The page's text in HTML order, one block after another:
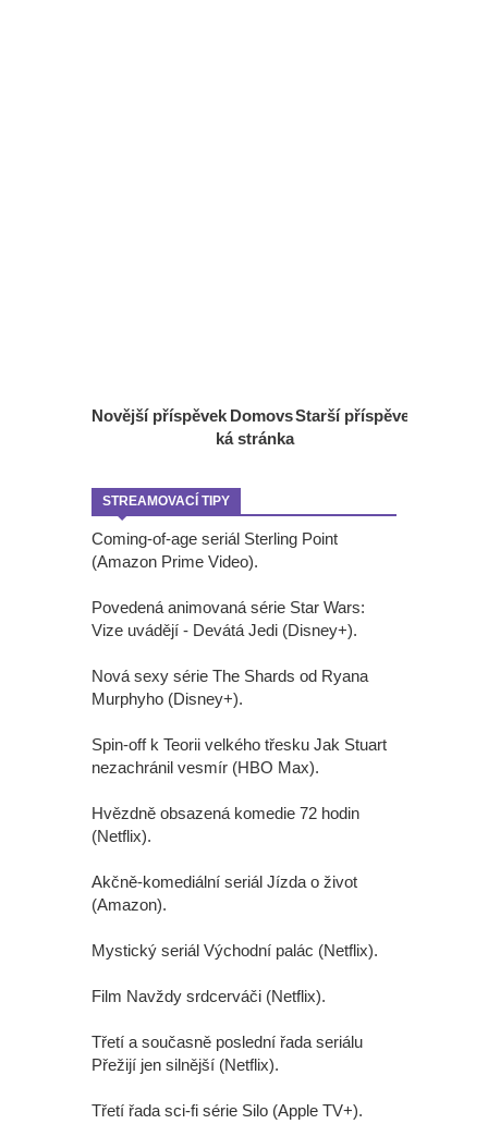
Novější příspěvek Starší příspěvek
Domovs
ká stránka
STREAMOVACÍ TIPY
Coming-of-age seriál Sterling Point
(Amazon Prime Video).
Povedená animovaná série Star Wars:
Vize uvádějí - Devátá Jedi (Disney+).
Nová sexy série The Shards od Ryana
Murphyho (Disney+).
Spin-off k Teorii velkého třesku Jak Stuart
nezachránil vesmír (HBO Max).
Hvězdně obsazená komedie 72 hodin
(Netflix).
Akčně-komediální seriál Jízda o život
(Amazon).
Mystický seriál Východní palác (Netflix).
Film Navždy srdcerváči (Netflix).
Třetí a současně poslední řada seriálu
Přežijí jen silnější (Netflix).
Třetí řada sci-fi série Silo (Apple TV+).